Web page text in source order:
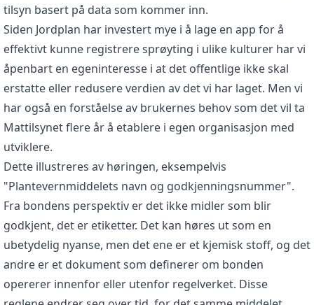
tilsyn basert på data som kommer inn.
Siden Jordplan har investert mye i å lage en app for å
effektivt kunne registrere sprøyting i ulike kulturer har vi
åpenbart en egeninteresse i at det offentlige ikke skal
erstatte eller redusere verdien av det vi har laget. Men vi
har også en forståelse av brukernes behov som det vil ta
Mattilsynet flere år å etablere i egen organisasjon med
utviklere.
Dette illustreres av høringen, eksempelvis
"Plantevernmiddelets navn og godkjenningsnummer".
Fra bondens perspektiv er det ikke midler som blir
godkjent, det er etiketter. Det kan høres ut som en
ubetydelig nyanse, men det ene er et kjemisk stoff, og det
andre er et dokument som definerer om bonden
opererer innenfor eller utenfor regelverket. Disse